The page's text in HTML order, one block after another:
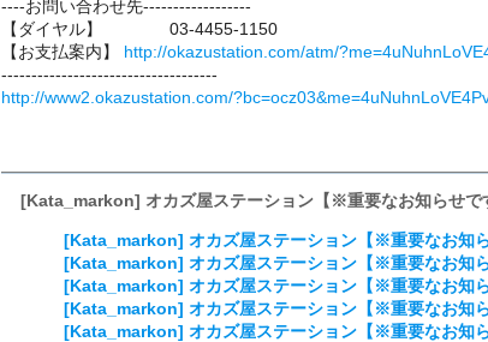
----お問い合わせ先------------------
【ダイヤル】 03-4455-1150
【お支払案内】
http://okazustation.com/atm/
------------------------------------
http://www2.okazustation.com/
[Kata_markon] オカズ屋ステーション【※重要なお知らせで
[Kata_markon] オカズ屋ステーション【※重要なお知ら
[Kata_markon] オカズ屋ステーション【※重要なお知ら
[Kata_markon] オカズ屋ステーション【※重要なお知ら
[Kata_markon] オカズ屋ステーション【※重要なお知ら
[Kata_markon] オカズ屋ステーション【※重要なお知ら